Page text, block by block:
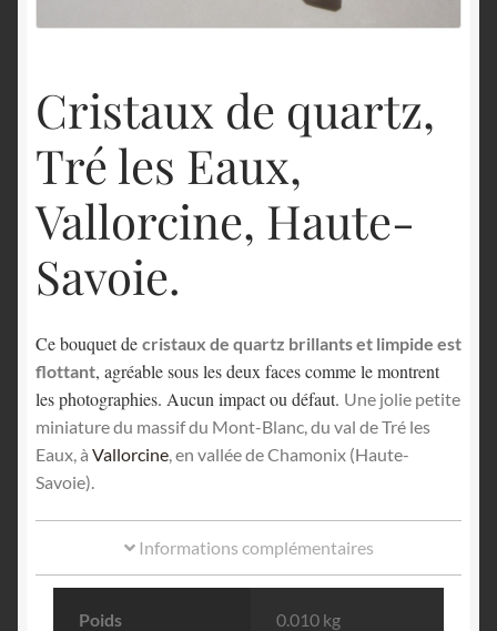
Cristaux de quartz,
Tré les Eaux,
Vallorcine, Haute-
Savoie.
Ce bouquet de cristaux de quartz brillants et limpide est
flottant, agréable sous les deux faces comme le montrent
les photographies. Aucun impact ou défaut. Une jolie petite
miniature du massif du Mont-Blanc, du val de Tré les
Eaux, à Vallorcine , en vallée de Chamonix (Haute-
Savoie).
Informations complémentaires
Poids 0.010 kg